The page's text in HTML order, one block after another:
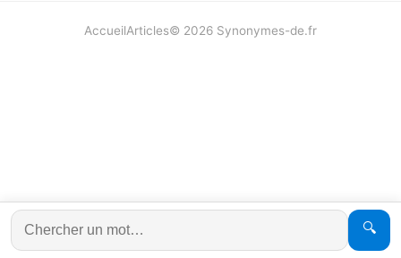
🔍
AccueilArticles© 2026 Synonymes-de.fr